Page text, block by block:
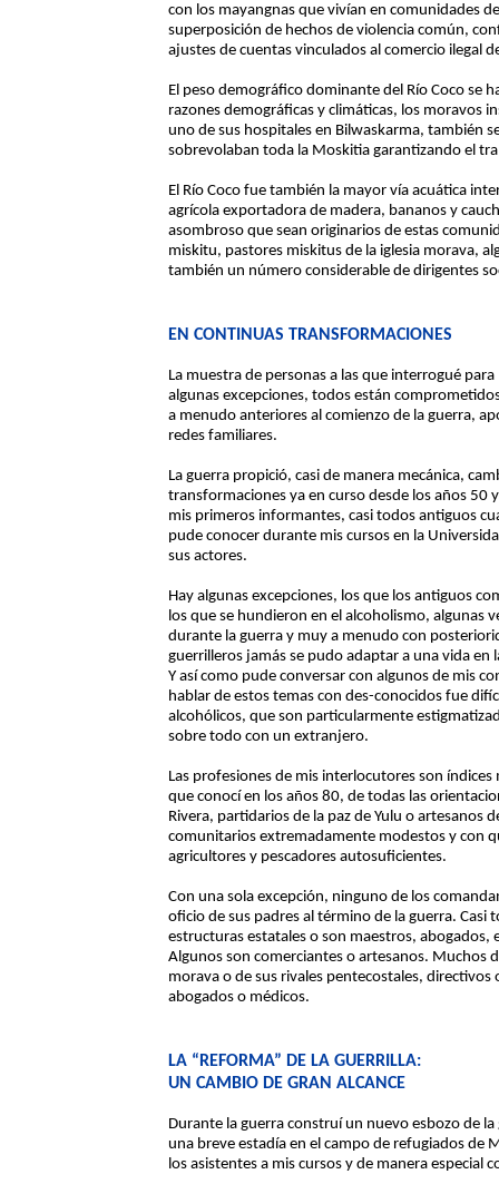
con los mayangnas que vivían en comunidades
superposición de hechos de violencia común,
ajustes de cuentas vinculados al comercio ilegal
El peso demográfico dominante del Río Coco se
razones demográficas y climáticas, los moravos
uno de sus hospitales en Bilwaskarma, también
sobrevolaban toda la Moskitia garantizando el
El Río Coco fue también la mayor vía acuática
agrícola exportadora de madera, bananos y
asombroso que sean originarios de estas
miskitu, pastores miskitus de la iglesia morava,
también un número considerable de dirigentes
EN CONTINUAS TRANSFORMACIONES
La muestra de personas a las que interrogué
algunas excepciones, todos están
a menudo anteriores al comienzo de la guerra,
redes familiares.
La guerra propició, casi de manera mecánica,
transformaciones ya en curso desde los años 50
mis primeros informantes, casi todos antiguos
pude conocer durante mis cursos en la
sus actores.
Hay algunas excepciones, los que los antiguos
los que se hundieron en el alcoholismo, algunas
durante la guerra y muy a menudo con
guerrilleros jamás se pudo adaptar a una vida
Y así como pude conversar con algunos de mis
hablar de estos temas con des-conocidos fue
alcohólicos, que son particularmente
sobre todo con un extranjero.
Las profesiones de mis interlocutores son
que conocí en los años 80, de todas las
Rivera, partidarios de la paz de Yulu o artesanos
comunitarios extremadamente modestos y con
agricultores y pescadores autosuficientes.
Con una sola excepción, ninguno de los
oficio de sus padres al término de la guerra.
estructuras estatales o son maestros, abogados,
Algunos son comerciantes o artesanos. Muchos
morava o de sus rivales pentecostales,
abogados o médicos.
LA “REFORMA” DE LA GUERRILLA:
UN CAMBIO DE GRAN ALCANCE
Durante la guerra construí un nuevo esbozo de
una breve estadía en el campo de refugiados de
los asistentes a mis cursos y de manera especial